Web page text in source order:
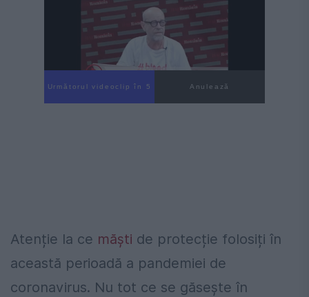
Următorul videoclip în 4 Anulează
Atenție la ce măști de protecție folosiți în
această perioadă a pandemiei de
coronavirus. Nu tot ce se găsește în